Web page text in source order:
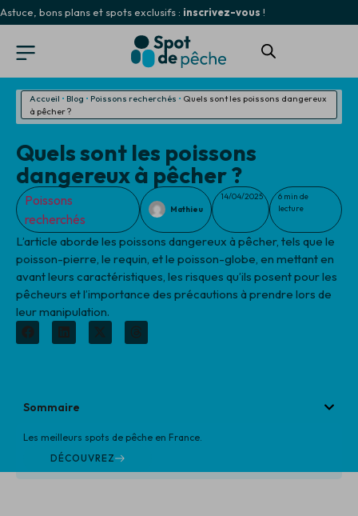
Astuce, bons plans et spots exclusifs : inscrivez-vous !
Accueil • Blog • Poissons recherchés • Quels sont les poissons dangereux
à pêcher ?
Quels sont les poissons
dangereux à pêcher ?
Poissons
recherchés
Mathieu
14/04/2025
6 min de
lecture
L’article aborde les poissons dangereux à pêcher, tels que le
poisson-pierre, le requin, et le poisson-globe, en mettant en
avant leurs caractéristiques, les risques qu’ils posent pour les
pêcheurs et l’importance des précautions à prendre lors de
leur manipulation.
Sommaire
Les meilleurs spots de pêche en France.
DÉCOUVREZ